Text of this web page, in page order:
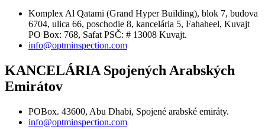
Komplex Al Qatami (Grand Hyper Building), blok 7, budova
6704, ulica 66, poschodie 8, kancelária 5, Fahaheel, Kuvajt
PO Box: 768, Safat PSČ: # 13008 Kuvajt.
info@optminspection.com
KANCELÁRIA Spojených Arabských
Emirátov
POBox. 43600, Abu Dhabi, Spojené arabské emiráty.
info@optminspection.com